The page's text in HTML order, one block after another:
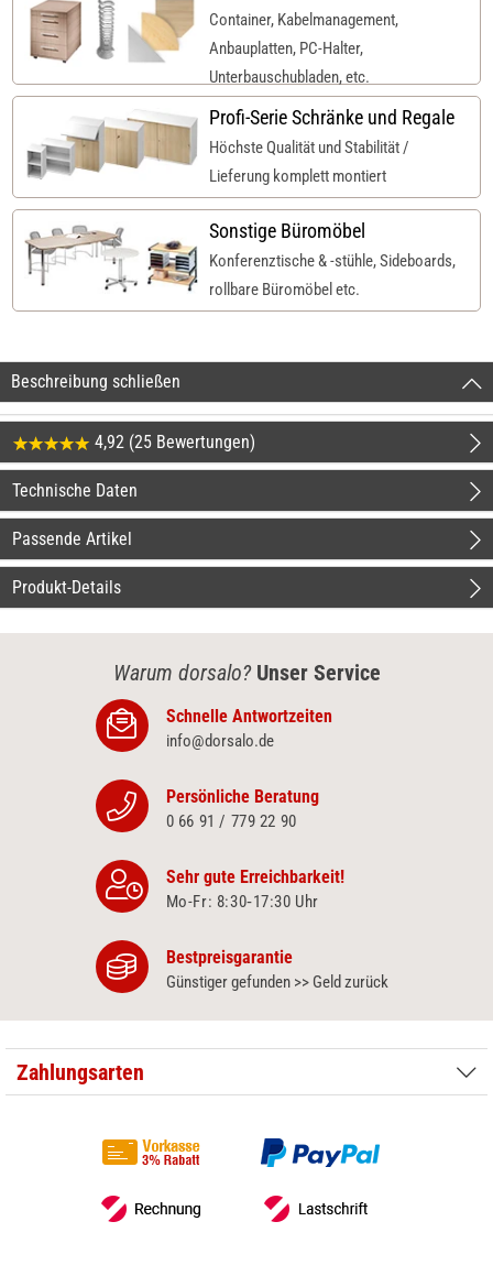
Container, Kabelmanagement,
Anbauplatten, PC-Halter,
Unterbauschubladen, etc.
Profi-Serie Schränke und Regale
Höchste Qualität und Stabilität /
Lieferung komplett montiert
Sonstige Büromöbel
Konferenztische & -stühle, Sideboards,
rollbare Büromöbel etc.
Beschreibung schließen
4,92 (25 Bewertungen)
Technische Daten
Passende Artikel
Produkt-Details
Warum dorsalo? Unser Service
Schnelle Antwortzeiten
info@dorsalo.de
Persönliche Beratung
0 66 91 / 779 22 90
Sehr gute Erreichbarkeit!
Mo-Fr: 8:30‑17:30 Uhr
Bestpreisgarantie
Günstiger gefunden >> Geld zurück
Zahlungsarten